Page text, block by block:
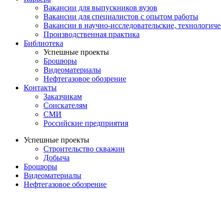
Вакансии для выпускников вузов
Вакансии для специалистов с опытом работы
Вакансии в научно-исследовательские,
Производственная практика
Библиотека
Успешные проекты
Брошюры
Видеоматериалы
Нефтегазовое обозрение
Контакты
Заказчикам
Соискателям
СМИ
Российские предприятия
Успешные проекты
Строительство скважин
Добыча
Брошюры
Видеоматериалы
Нефтегазовое обозрение